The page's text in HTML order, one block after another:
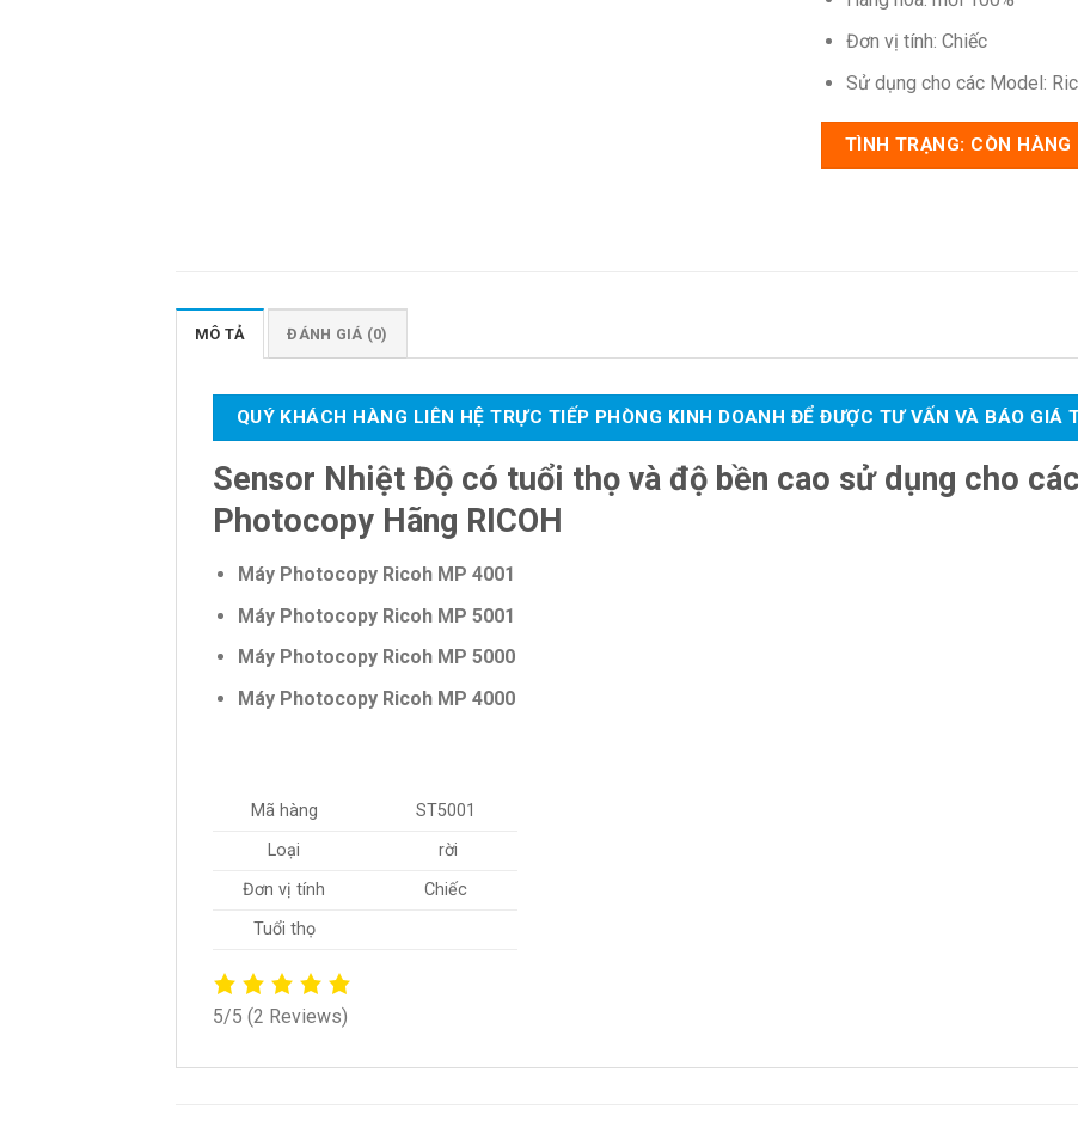
Đơn vị tính: Chiếc
Sử dụng cho các Model:
TÌNH TRẠNG: CÒN HÀNG
MÔ TẢ ĐÁNH GIÁ (0)
QUÝ KHÁCH HÀNG LIÊN HỆ TRỰC TIẾP PHÒNG KINH DOANH ĐỂ ĐƯỢC TƯ VẤN VÀ BÁO GIÁ
Sensor Nhiệt Độ có tuổi thọ và độ bền cao sử dụng cho
Photocopy Hãng RICOH
Máy Photocopy Ricoh MP 4001
Máy Photocopy Ricoh MP 5001
Máy Photocopy Ricoh MP 5000
Máy Photocopy Ricoh MP 4000
Mã hàng
ST5001
Loại
rời
Đơn vị tính
Chiếc
Tuổi thọ
5/5 (2 Reviews)